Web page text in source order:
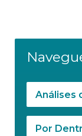
Análises
Por